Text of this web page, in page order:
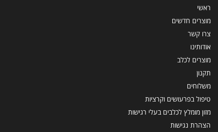
ראשי
מוצרים חדשים
צרו קשר
אודותינו
מוצרים לכלב
תקנון
משלוחים
טיפול בפרעושים וקרציות
מזון מומלץ לכלבים בעלי רגישות
הצהרת נגישות